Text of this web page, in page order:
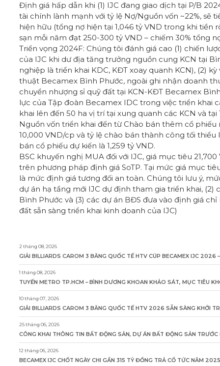
Định giá hấp dẫn khi (1) IJC đang giao dịch tại P/B
tài chính lành mạnh với tỷ lệ Nợ/Nguồn vốn ~22%,
hiện hữu (tổng nợ hiện tại 1,046 tỷ VND trong khi
sạn mỗi năm đạt 250-300 tỷ VND – chiếm 30% tổng
Triển vọng 2024F: Chúng tôi đánh giá cao (1) chiến
của IJC khi dư địa tăng trưởng nguồn cung KCN tại
nghiệp là triển khai KDC, KĐT xoay quanh KCN), (2)
thuật Becamex Bình Phước, ngoài ghi nhận doanh
chuyển nhượng sỉ quỹ đất tại KCN-KĐT Becamex
lực của Tập đoàn Becamex IDC trong việc triển khai
khai lên đến 50 ha vị trí tại xung quanh các KCN và
Nguồn vốn triển khai đến từ Chào bán thêm cổ phiếu
10,000 VND/cp và tỷ lệ chào bán thành công tối
bán cổ phiếu dự kiến là 1,259 tỷ VND.
BSC khuyến nghị MUA đối với IJC, giá mục tiêu
trên phương pháp định giá SoTP. Tại mức giá mục
là mức định giá tương đối an toàn. Chúng tôi lưu ý,
dự án hạ tầng mới IJC dự định tham gia triển khai,
Bình Phước và (3) các dự án BĐS đưa vào định giá
đất sẵn sàng triển khai kinh doanh của IJC)
2 tháng 08, 2026
GIẢI BILLIARDS CAROM 3 BĂNG QUỐC TẾ HTV CÚP BECAMEX IJC 2026
1 tháng 08, 2026
TUYẾN METRO TP.HCM – BÌNH DƯƠNG KHOAN KHẢO SÁT, MỤC TIÊU
10 tháng 07, 2026
GIẢI BILLIARDS CAROM 3 BĂNG QUỐC TẾ HTV 2026 SẴN SÀNG KHỞI
25 tháng 06, 2026
CÔNG KHAI THÔNG TIN BẤT ĐỘNG SẢN, DỰ ÁN BẤT ĐỘNG SẢN
12 tháng 06, 2026
BECAMEX IJC CHỐT NGÀY CHI GẦN 315 TỶ ĐỒNG TRẢ CỔ TỨC NĂM 2025